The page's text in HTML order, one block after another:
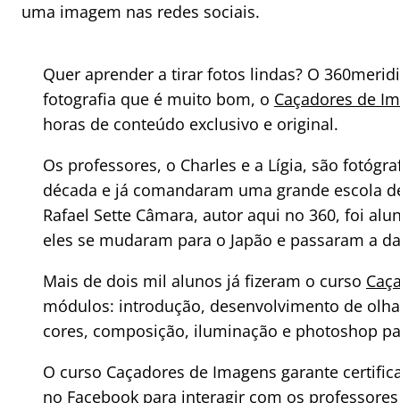
uma imagem nas redes sociais.
Quer aprender a tirar fotos lindas? O
fotografia que é muito bom, o Caçadores de
horas de conteúdo exclusivo e original.
Os professores, o Charles e a Lígia, são
década e já comandaram uma grande escola
Rafael Sette Câmara, autor aqui no 360, foi
eles se mudaram para o Japão e passaram a
Mais de dois mil alunos já fizeram o curso
módulos: introdução, desenvolvimento de
cores, composição, iluminação e photoshop
O curso Caçadores de Imagens garante
no Facebook para interagir com os